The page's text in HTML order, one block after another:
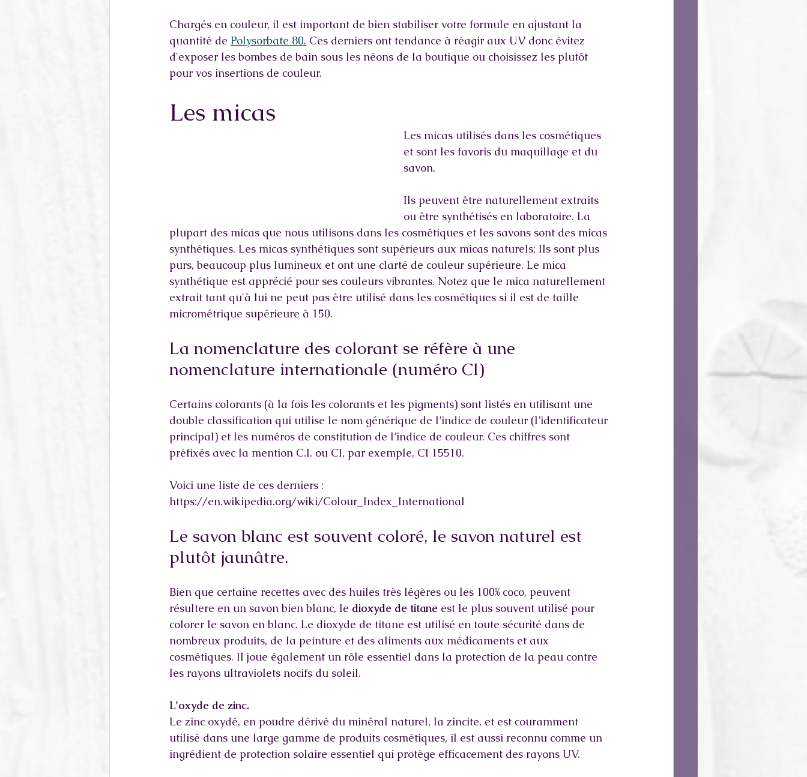
Chargés en couleur, il est important de bien stabiliser votre formule en ajustant la
quantité de Polysorbate 80. Ces derniers ont tendance à réagir aux UV donc évitez
d'exposer les bombes de bain sous les néons de la boutique ou choisissez les plutôt
pour vos insertions de couleur.
Les micas
Les micas utilisés dans les cosmétiques
et sont les favoris du maquillage et du
savon.
Ils peuvent être naturellement extraits
ou être synthétisés en laboratoire. La
plupart des micas que nous utilisons dans les cosmétiques et les savons sont des micas
synthétiques. Les micas synthétiques sont supérieurs aux micas naturels; Ils sont plus
purs, beaucoup plus lumineux et ont une clarté de couleur supérieure. Le mica
synthétique est apprécié pour ses couleurs vibrantes. Notez que le mica naturellement
extrait tant qu'à lui ne peut pas être utilisé dans les cosmétiques si il est de taille
micrométrique supérieure à 150.
La nomenclature des colorant se réfère à une
nomenclature internationale (numéro CI)
Certains colorants (à la fois les colorants et les pigments) sont listés en utilisant une
double classification qui utilise le nom générique de l’indice de couleur (l’identificateur
principal) et les numéros de constitution de l’indice de couleur. Ces chiffres sont
préfixés avec la mention C.I. ou CI, par exemple, CI 15510.
Voici une liste de ces derniers :
https://en.wikipedia.org/wiki/Colour_Index_International
Le savon blanc est souvent coloré, le savon naturel est
plutôt jaunâtre.
Bien que certaine recettes avec des huiles très légères ou les 100% coco, peuvent
résultere en un savon bien blanc, le dioxyde de titane est le plus souvent utilisé pour
colorer le savon en blanc. Le dioxyde de titane est utilisé en toute sécurité dans de
nombreux produits, de la peinture et des aliments aux médicaments et aux
cosmétiques. Il joue également un rôle essentiel dans la protection de la peau contre
les rayons ultraviolets nocifs du soleil.
L'oxyde de zinc.
Le zinc oxydé, en poudre dérivé du minéral naturel, la zincite, et est couramment
utilisé dans une large gamme de produits cosmétiques, il est aussi reconnu comme un
ingrédient de protection solaire essentiel qui protège efficacement des rayons UV.